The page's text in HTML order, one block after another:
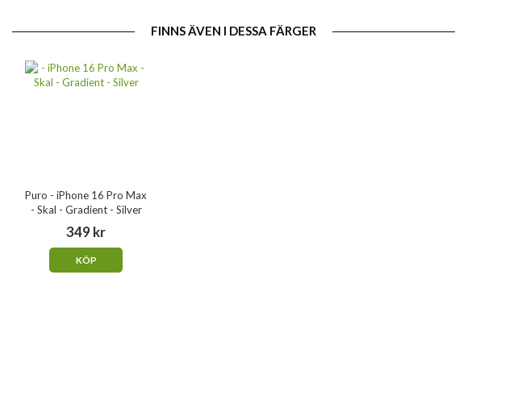
FINNS ÄVEN I DESSA FÄRGER
Puro - iPhone 16 Pro Max
- Skal - Gradient - Silver
349 kr
KÖP